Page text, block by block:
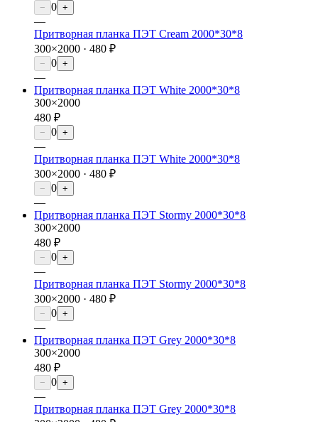
− 0 +
—
Притворная планка ПЭТ Cream 2000*30*8
300×2000 · 480 ₽
− 0 +
—
Притворная планка ПЭТ White 2000*30*8
300×2000
480 ₽
− 0 +
—
Притворная планка ПЭТ White 2000*30*8
300×2000 · 480 ₽
− 0 +
—
Притворная планка ПЭТ Stormy 2000*30*8
300×2000
480 ₽
− 0 +
—
Притворная планка ПЭТ Stormy 2000*30*8
300×2000 · 480 ₽
− 0 +
—
Притворная планка ПЭТ Grey 2000*30*8
300×2000
480 ₽
− 0 +
—
Притворная планка ПЭТ Grey 2000*30*8